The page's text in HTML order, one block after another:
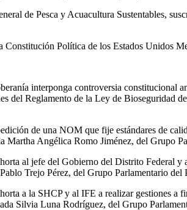
de Pesca y Acuacultura Sustentables,
Constitución Política de los Estados Unidos
interponga controversia
del Reglamento de la Ley de Bioseguridad
de una NOM que fije estándares de
Martha Angélica Romo Jiménez, del Grupo
al jefe del Gobierno del Distrito Federal
Trejo Pérez, del Grupo Parlamentario del
a la SHCP y al IFE a realizar gestiones a
Silvia Luna Rodríguez, del Grupo